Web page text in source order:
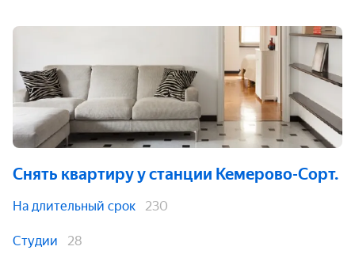
Снять квартируу станции Кемерово-Сорт.
На длительный срок 230
Студии 28